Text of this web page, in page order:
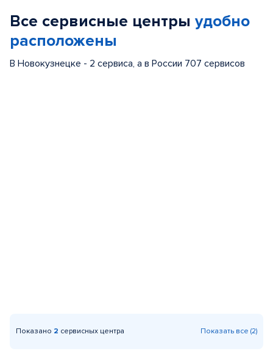
Все сервисные центры удобно
расположены
В Новокузнецке - 2 сервиса, а в России 707 сервисов
Показано 2 сервисных центра Показать все (2)